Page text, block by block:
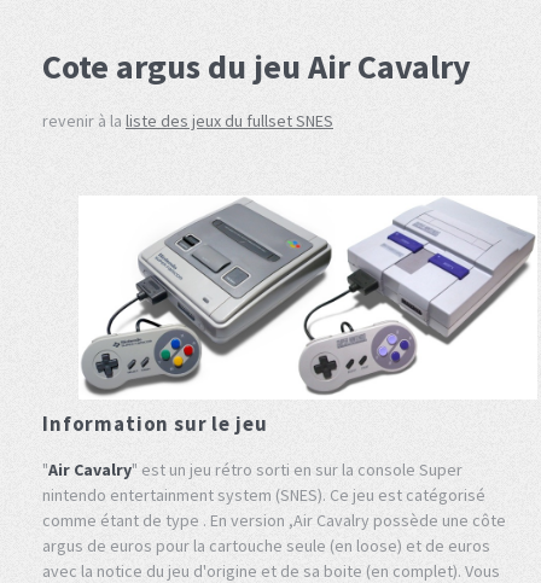
Cote argus du jeu Air Cavalry
revenir à la liste des jeux du fullset SNES
Information sur le jeu
"Air Cavalry" est un jeu rétro sorti en sur la console Super
nintendo entertainment system (SNES). Ce jeu est catégorisé
comme étant de type . En version ,Air Cavalry possède une côte
argus de euros pour la cartouche seule (en loose) et de euros
avec la notice du jeu d'origine et de sa boite (en complet). Vous